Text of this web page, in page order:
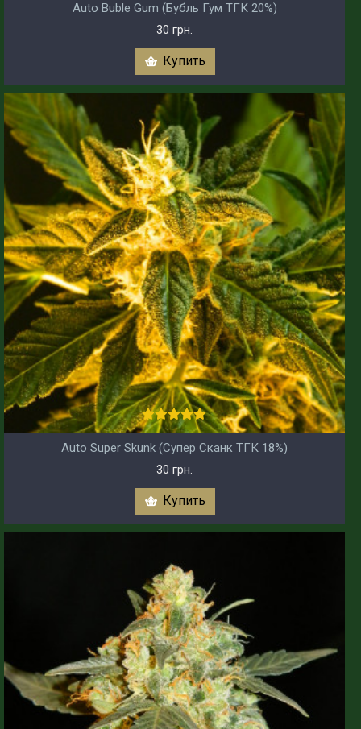
Auto Buble Gum (Бубль Гум ТГК 20%)
30 грн.
Купить
Auto Super Skunk (Супер Сканк ТГК 18%)
30 грн.
Купить